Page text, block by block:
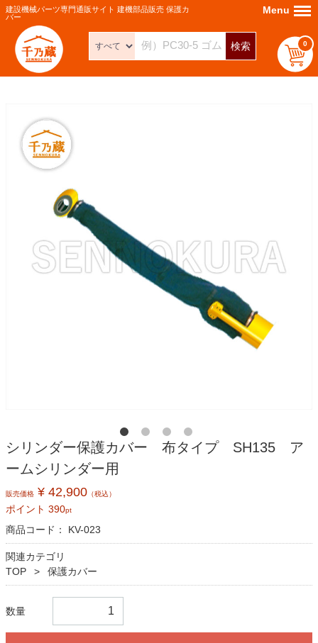
建設機械パーツ専門通販サイト 建機部品販売 保護カ
バー
検索 0
Menu Menu
シリンダー保護カバー 布タイプ SH135 ア
ームシリンダー用
販売価格 ¥ 42,900 （税込）
ポイント 390pt
商品コード： KV-023
関連カテゴリ
TOP
保護カバー
数量